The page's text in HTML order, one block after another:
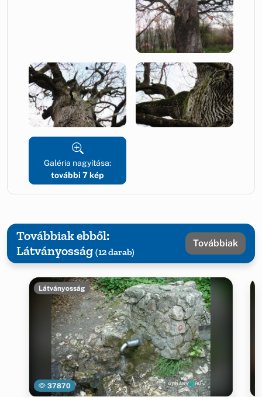
Galéria nagyítása:
további 7 kép
Továbbiak ebből:
Látványosság (12 darab)
Továbbiak
37870
Látványosság